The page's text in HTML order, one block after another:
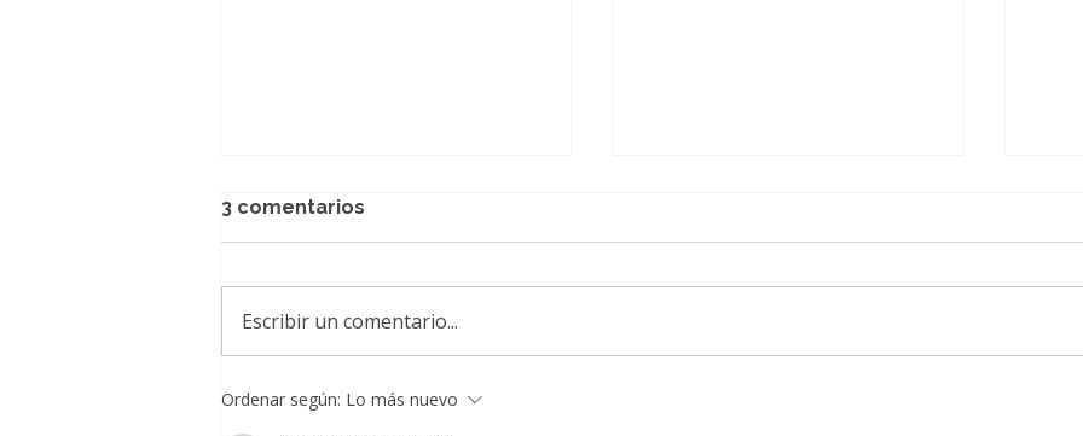
Club Deportivo
Universidad Católica abre
3 comentarios
Escribir un comentario...
Ordenar según: Lo más nuevo